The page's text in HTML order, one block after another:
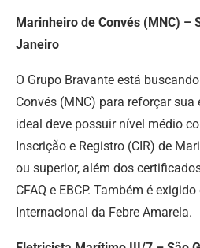
Marinheiro de Convés (MNC) –
Janeiro
O Grupo Bravante está
Convés (MNC) para reforçar
ideal deve possuir nível médio
Inscrição e Registro (CIR) de
ou superior, além dos
CFAQ e EBCP. Também é
Internacional da Febre Amarela.